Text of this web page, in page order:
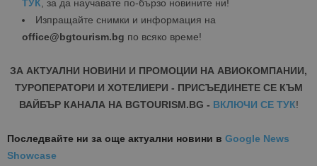
ТУК, за да научавате по-бързо новините ни!
Изпращайте снимки и информация на
office@bgtourism.bg по всяко време!
ЗА АКТУАЛНИ НОВИНИ И ПРОМОЦИИ НА АВИОКОМПАНИИ,
ТУРОПЕРАТОРИ И ХОТЕЛИЕРИ - ПРИСЪЕДИНЕТЕ СЕ КЪМ
ВАЙБЪР КАНАЛА НА BGTOURISM.BG - ВКЛЮЧИ СЕ ТУК!
Последвайте ни за още актуални новини в Google News
Showcase